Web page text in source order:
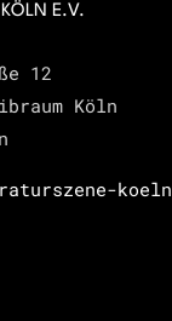
KÖLN E.V.
12
Köln